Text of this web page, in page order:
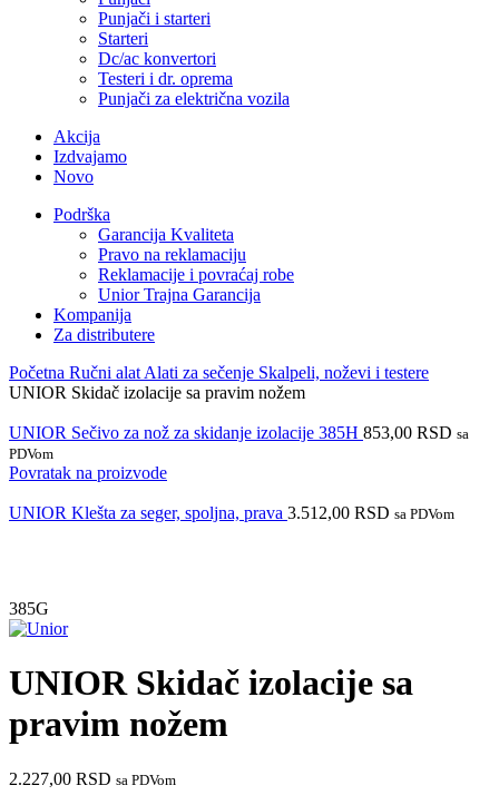
Punjači i starteri
Starteri
Dc/ac konvertori
Testeri i dr. oprema
Punjači za električna vozila
Akcija
Izdvajamo
Novo
Podrška
Garancija Kvaliteta
Pravo na reklamaciju
Reklamacije i povraćaj robe
Unior Trajna Garancija
Kompanija
Za distributere
Početna Ručni alat Alati za sečenje Skalpeli, noževi i testere
UNIOR Skidač izolacije sa pravim nožem
UNIOR Sečivo za nož za skidanje izolacije 385H 853,00 RSD sa
PDVom
Povratak na proizvode
UNIOR Klešta za seger, spoljna, prava 3.512,00 RSD sa PDVom
385G
UNIOR Skidač izolacije sa
pravim nožem
2.227,00 RSD sa PDVom